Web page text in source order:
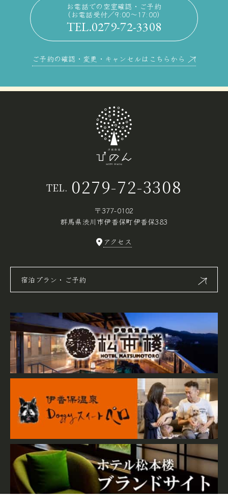
お電話での空室確認・ご予約
（お電話受付／9:00〜17:00）
TEL.0279-72-3308
ご予約の確認・変更・キャンセルはこちらから
TEL. 0279-72-3308
〒377-0102
群馬県渋川市伊香保町伊香保383
アクセス
宿泊プラン・ご予約